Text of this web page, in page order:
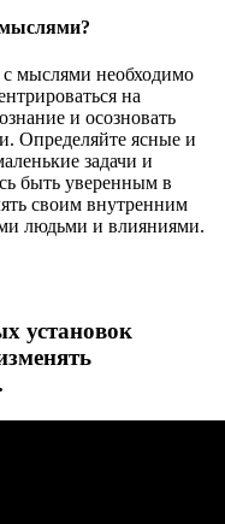
мыслями?
с мыслями необходимо
на
и осозновать
Определяйте ясные и
задачи и
быть уверенным в
своим внутренним
людьми и влияниями.
установок